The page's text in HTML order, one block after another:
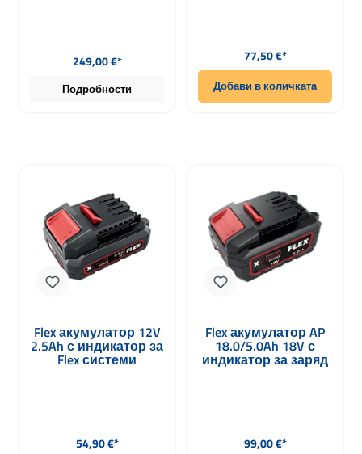
Редовна цена:
249,00 €*
Подробности
Редовна цена:
77,50 €*
Добави в количката
Flex акумулатор 12V
2.5Ah с индикатор за
Flex системи
Редовна цена:
54,90 €*
Flex акумулатор AP
18.0/5.0Ah 18V с
индикатор за заряд
нова версия
Редовна цена:
99,00 €*